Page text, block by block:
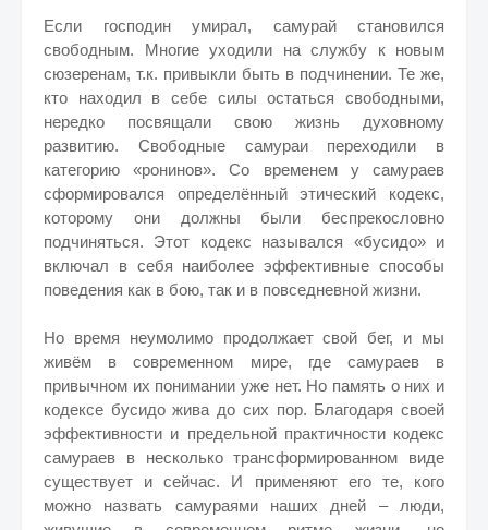
Если господин умирал, самурай становился
свободным. Многие уходили на службу к новым
сюзеренам, т.к. привыкли быть в подчинении. Те же,
кто находил в себе силы остаться свободными,
нередко посвящали свою жизнь духовному
развитию. Свободные самураи переходили в
категорию «ронинов». Со временем у самураев
сформировался определённый этический кодекс,
которому они должны были беспрекословно
подчиняться. Этот кодекс назывался «бусидо» и
включал в себя наиболее эффективные способы
поведения как в бою, так и в повседневной жизни.
Но время неумолимо продолжает свой бег, и мы
живём в современном мире, где самураев в
привычном их понимании уже нет. Но память о них и
кодексе бусидо жива до сих пор. Благодаря своей
эффективности и предельной практичности кодекс
самураев в несколько трансформированном виде
существует и сейчас. И применяют его те, кого
можно назвать самураями наших дней – люди,